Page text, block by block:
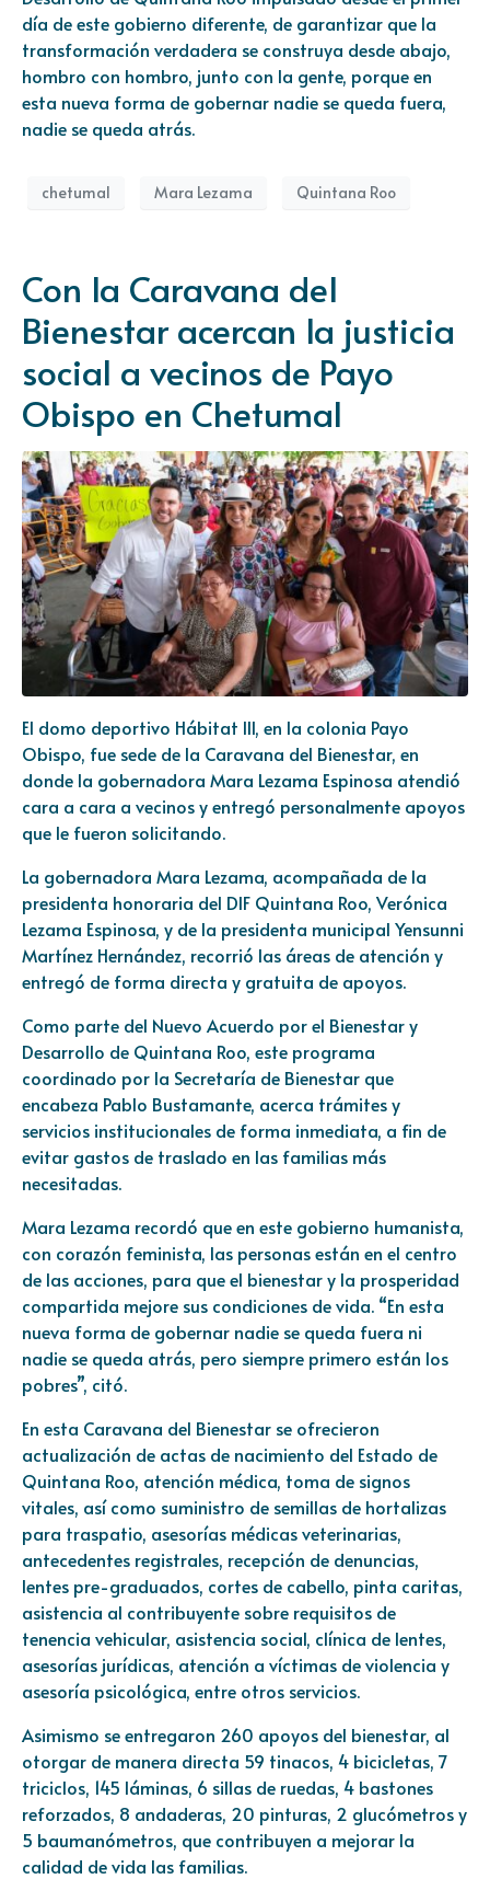
día de este gobierno diferente, de garantizar que la
transformación verdadera se construya desde abajo,
hombro con hombro, junto con la gente, porque en
esta nueva forma de gobernar nadie se queda fuera,
nadie se queda atrás.
chetumal Mara Lezama Quintana Roo
Con la Caravana del
Bienestar acercan la justicia
social a vecinos de Payo
Obispo en Chetumal
El domo deportivo Hábitat III, en la colonia Payo
Obispo, fue sede de la Caravana del Bienestar, en
donde la gobernadora Mara Lezama Espinosa atendió
cara a cara a vecinos y entregó personalmente apoyos
que le fueron solicitando.
La gobernadora Mara Lezama, acompañada de la
presidenta honoraria del DIF Quintana Roo, Verónica
Lezama Espinosa, y de la presidenta municipal Yensunni
Martínez Hernández, recorrió las áreas de atención y
entregó de forma directa y gratuita de apoyos.
Como parte del Nuevo Acuerdo por el Bienestar y
Desarrollo de Quintana Roo, este programa
coordinado por la Secretaría de Bienestar que
encabeza Pablo Bustamante, acerca trámites y
servicios institucionales de forma inmediata, a fin de
evitar gastos de traslado en las familias más
necesitadas.
Mara Lezama recordó que en este gobierno humanista,
con corazón feminista, las personas están en el centro
de las acciones, para que el bienestar y la prosperidad
compartida mejore sus condiciones de vida. “En esta
nueva forma de gobernar nadie se queda fuera ni
nadie se queda atrás, pero siempre primero están los
pobres”, citó.
En esta Caravana del Bienestar se ofrecieron
actualización de actas de nacimiento del Estado de
Quintana Roo, atención médica, toma de signos
vitales, así como suministro de semillas de hortalizas
para traspatio, asesorías médicas veterinarias,
antecedentes registrales, recepción de denuncias,
lentes pre-graduados, cortes de cabello, pinta caritas,
asistencia al contribuyente sobre requisitos de
tenencia vehicular, asistencia social, clínica de lentes,
asesorías jurídicas, atención a víctimas de violencia y
asesoría psicológica, entre otros servicios.
Asimismo se entregaron 260 apoyos del bienestar, al
otorgar de manera directa 59 tinacos, 4 bicicletas, 7
triciclos, 145 láminas, 6 sillas de ruedas, 4 bastones
reforzados, 8 andaderas, 20 pinturas, 2 glucómetros y
5 baumanómetros, que contribuyen a mejorar la
calidad de vida las familias.